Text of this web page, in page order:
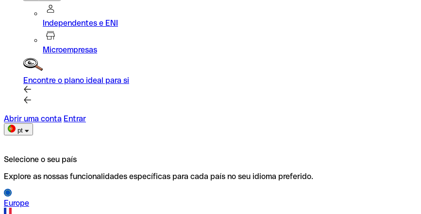
Independentes e ENI
Microempresas
Encontre o plano ideal para si
Abrir uma conta Entrar
pt
Selecione o seu país
Explore as nossas funcionalidades específicas para cada país no seu idioma preferido.
Europe